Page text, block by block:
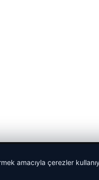
amacıyla çerezler